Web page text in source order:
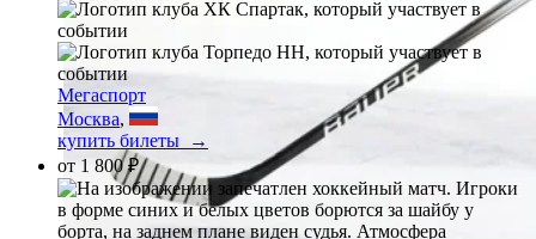
Мегаспорт
Москва,
купить билеты →
от 1 800 ₽